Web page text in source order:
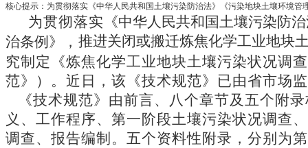
核心提示：为贯彻落实《中华人民共和国土壤污染防治法》《污染地块土壤环境
为贯彻落实 《中华人民共和国土壤污染防
治条例》
， 推进关闭或搬迁炼焦化学工业地块
究制定《炼焦化学工业地块土壤污染状况调
范》）。近日，该《技术规范》已由省市场
《技术规范》由前言、八个章节及五个附
义、工作程序、第一阶段土壤污染状况调查
调查、报告编制。五个资料性附录，分别为